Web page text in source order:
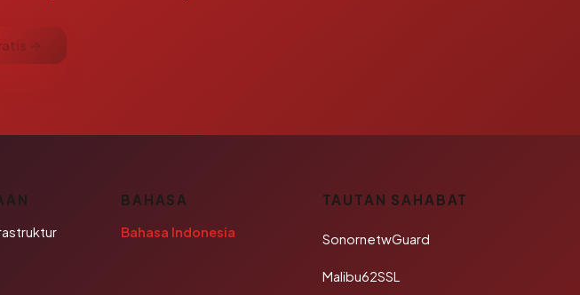
→
BAHASA
Bahasa Indonesia
TAUTAN SAHABAT
SonornetwGuard
Malibu62SSL